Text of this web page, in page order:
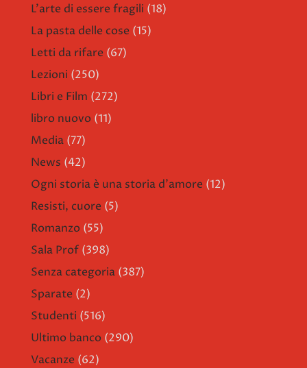
L'arte di essere fragili (18)
La pasta delle cose (15)
Letti da rifare (67)
Lezioni (250)
Libri e Film (272)
libro nuovo (11)
Media (77)
News (42)
Ogni storia è una storia d'amore (12)
Resisti, cuore (5)
Romanzo (55)
Sala Prof (398)
Senza categoria (387)
Sparate (2)
Studenti (516)
Ultimo banco (290)
Vacanze (62)